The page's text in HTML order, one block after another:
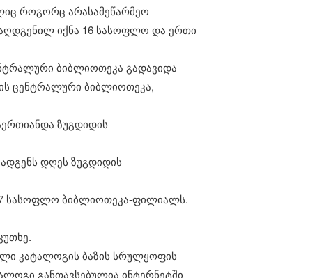
როგორც არასამეწარმეო
აღდგენილ იქნა 16 სასოფლო და ერთი
ბიბლიოთეკა გადავიდა
ცენტრალური ბიბლიოთეკა,
ზუგდიდის
დღეს ზუგდიდის
სასოფლო ბიბლიოთეკა-ფილიალს.
კატალოგის ბაზის სრულყოფის
განთავსებულია ინტერნეტში